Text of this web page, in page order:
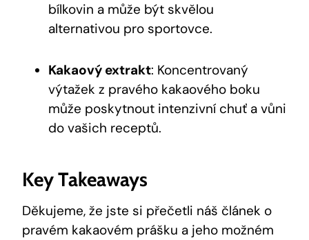
bílkovin a může být skvělou
alternativou pro sportovce.
Kakaový extrakt: Koncentrovaný
výtažek z pravého kakaového boku
může poskytnout intenzivní chuť a vůni
do vašich receptů.
Key Takeaways
Děkujeme, že jste si přečetli náš článek o
pravém kakaovém prášku a jeho možném